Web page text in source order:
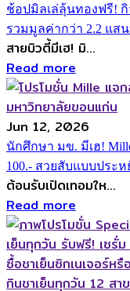
ช้อปมิลเล่ลุ้นทองฟรี!
รวมมูลค่ากว่า 2.2 แส
สายบิวตี้มีเฮ! มิ...
Read more
Jun 12, 2026
นักศึกษา มข. มีเฮ!
100.- สวยสับแบบประห
ต้อนรับเปิดเทอมให...
Read more